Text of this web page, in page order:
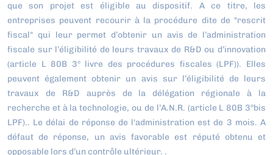
que son projet est éligible au dispositif. A ce titre, les
entreprises peuvent recourir à la procédure dite de "rescrit
fiscal" qui leur permet d’obtenir un avis de l’administration
fiscale sur l’éligibilité de leurs travaux de R&D ou d’innovation
(article L 80B 3° livre des procédures fiscales (LPF)). Elles
peuvent également obtenir un avis sur l’éligibilité de leurs
travaux de R&D auprès de la délégation régionale à la
recherche et à la technologie, ou de l’A.N.R. (article L 80B 3°bis
LPF).. Le délai de réponse de l'administration est de 3 mois. A
défaut de réponse, un avis favorable est réputé obtenu et
opposable lors d’un contrôle ultérieur. .